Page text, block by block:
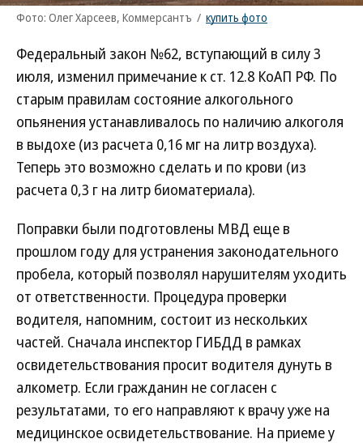
Фото: Олег Харсеев, Коммерсантъ / купить фото
Федеральный закон №62, вступающий в силу 3
июля, изменил примечание к ст. 12.8 КоАП РФ. По
старым правилам состояние алкогольного
опьянения устанавливалось по наличию алкоголя
в выдохе (из расчета 0,16 мг на литр воздуха).
Теперь это возможно сделать и по крови (из
расчета 0,3 г на литр биоматериала).
Поправки были подготовлены МВД еще в
прошлом году для устранения законодательного
пробела, который позволял нарушителям уходить
от ответственности. Процедура проверки
водителя, напомним, состоит из нескольких
частей. Сначала инспектор ГИБДД в рамках
освидетельствования просит водителя дунуть в
алкометр. Если гражданин не согласен с
результатами, то его направляют к врачу уже на
медицинское освидетельствование. На приеме у